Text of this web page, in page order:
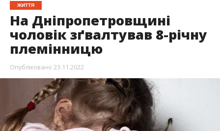
У липні, 2022 року чоловік залишився
доглядати доньок своєї рідної сестри.
Залишившись у кімнаті наодинці зі старшою
племінницею, він силою повалив 8-річну
дитину на ліжко та зґвалтував її.